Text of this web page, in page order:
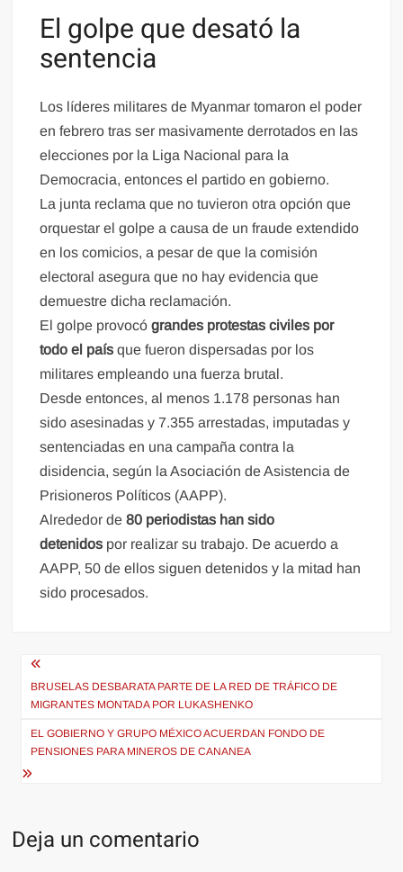
El golpe que desató la
sentencia
Los líderes militares de Myanmar tomaron el poder
en febrero tras ser masivamente derrotados en las
elecciones por la Liga Nacional para la
Democracia, entonces el partido en gobierno.
La junta reclama que no tuvieron otra opción que
orquestar el golpe a causa de un fraude extendido
en los comicios, a pesar de que la comisión
electoral asegura que no hay evidencia que
demuestre dicha reclamación.
El golpe provocógrandes protestas civiles por
todo el país que fueron dispersadas por los
militares empleando una fuerza brutal.
Desde entonces, al menos 1.178 personas han
sido asesinadas y 7.355 arrestadas, imputadas y
sentenciadas en una campaña contra la
disidencia, según la Asociación de Asistencia de
Prisioneros Políticos (AAPP).
Alrededor de80 periodistas han sido
detenidos por realizar su trabajo. De acuerdo a
AAPP, 50 de ellos siguen detenidos y la mitad han
sido procesados.
Navegación
de
entradas
BRUSELAS DESBARATA PARTE DE LA RED DE TRÁFICO DE
MIGRANTES MONTADA POR LUKASHENKO
EL GOBIERNO Y GRUPO MÉXICO ACUERDAN FONDO DE
PENSIONES PARA MINEROS DE CANANEA
Deja un comentario